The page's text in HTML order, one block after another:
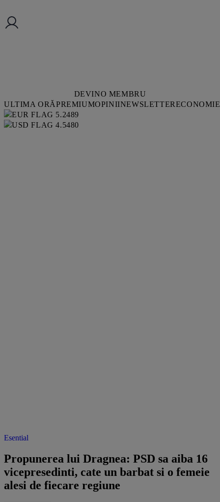
DEVINO MEMBRU
ULTIMA ORĂPREMIUMOPINIINEWSLETTERECONOMIE
5.2489
4.5480
Esential
Propunerea lui Dragnea: PSD sa aiba 16
vicepresedinti, cate un barbat si o femeie
alesi de fiecare regiune